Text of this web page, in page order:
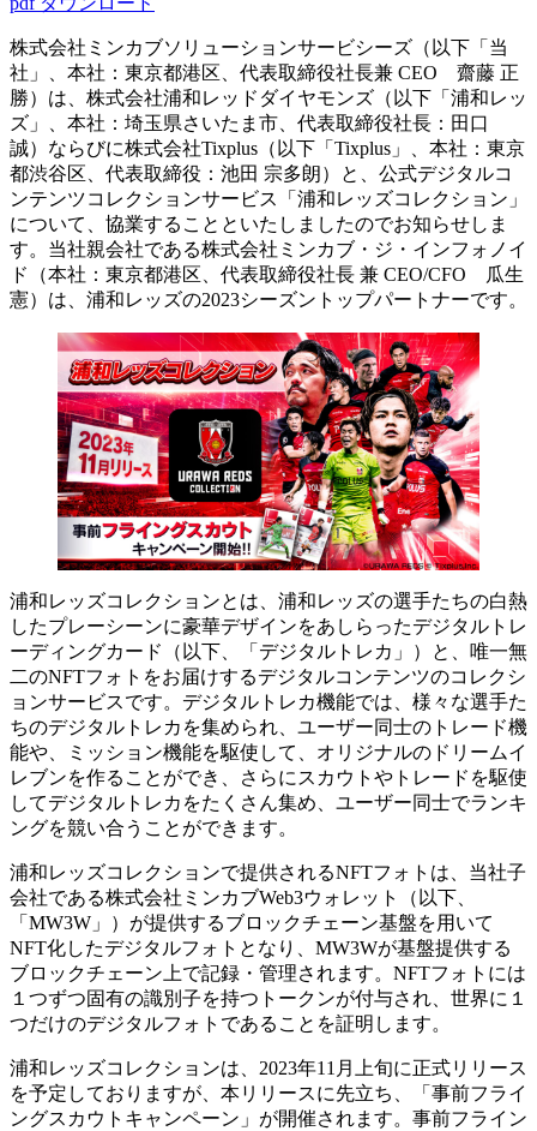
株式会社ミンカブソリューションサービシーズ（以下「当
社」、本社：東京都港区、代表取締役社長兼 CEO 齋藤 正
勝）は、株式会社浦和レッドダイヤモンズ（以下「浦和レッ
ズ」、本社：埼玉県さいたま市、代表取締役社長：田口
誠）ならびに株式会社Tixplus（以下「Tixplus」、本社：東京
都渋谷区、代表取締役：池田 宗多朗）と、公式デジタルコ
ンテンツコレクションサービス「浦和レッズコレクション」
について、協業することといたしましたのでお知らせしま
す。当社親会社である株式会社ミンカブ・ジ・インフォノイ
ド（本社：東京都港区、代表取締役社長 兼 CEO/CFO 瓜生
憲）は、浦和レッズの2023シーズントップパートナーです。
浦和レッズコレクションとは、浦和レッズの選手たちの白熱
したプレーシーンに豪華デザインをあしらったデジタルトレ
ーディングカード（以下、「デジタルトレカ」）と、唯一無
二のNFTフォトをお届けするデジタルコンテンツのコレクシ
ョンサービスです。デジタルトレカ機能では、様々な選手た
ちのデジタルトレカを集められ、ユーザー同士のトレード機
能や、ミッション機能を駆使して、オリジナルのドリームイ
レブンを作ることができ、さらにスカウトやトレードを駆使
してデジタルトレカをたくさん集め、ユーザー同士でランキ
ングを競い合うことができます。
浦和レッズコレクションで提供されるNFTフォトは、当社子
会社である株式会社ミンカブWeb3ウォレット（以下、
「MW3W」）が提供するブロックチェーン基盤を用いて
NFT化したデジタルフォトとなり、MW3Wが基盤提供する
ブロックチェーン上で記録・管理されます。NFTフォトには
１つずつ固有の識別子を持つトークンが付与され、世界に１
つだけのデジタルフォトであることを証明します。
浦和レッズコレクションは、2023年11月上旬に正式リリース
を予定しておりますが、本リリースに先立ち、「事前フライ
ングスカウトキャンペーン」が開催されます。事前フライン